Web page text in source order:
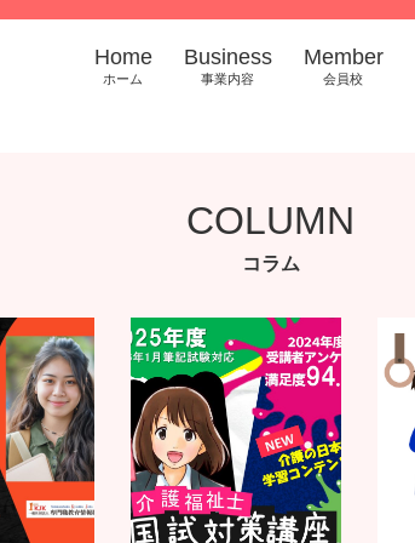
Home
ホーム
Business
事業内容
Member
会員校
COLUMN
コラム